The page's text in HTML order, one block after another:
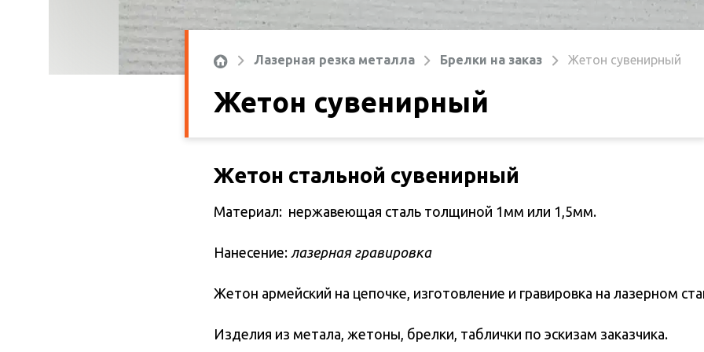
Лазерная резка металла Брелки на заказ Жетон сувенирный
Жетон сувенирный
Жетон стальной сувенирный
Материал: нержавеющая сталь толщиной 1мм или 1,5мм.
Нанесение: лазерная гравировка
Жетон армейский на цепочке, изготовление и гравировка на лазерном
Изделия из метала, жетоны, брелки, таблички по эскизам заказчика.